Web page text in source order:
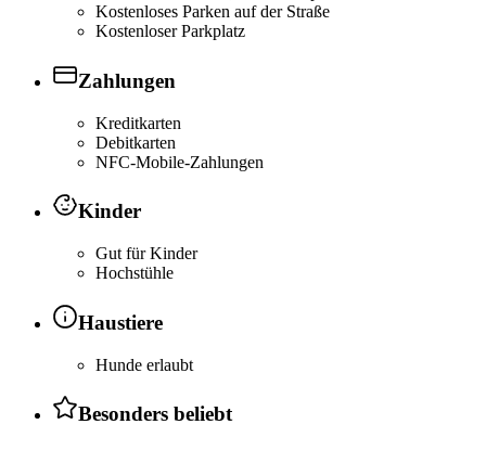
Kostenloses Parken auf der Straße
Kostenloser Parkplatz
Zahlungen
Kreditkarten
Debitkarten
NFC-Mobile-Zahlungen
Kinder
Gut für Kinder
Hochstühle
Haustiere
Hunde erlaubt
Besonders beliebt